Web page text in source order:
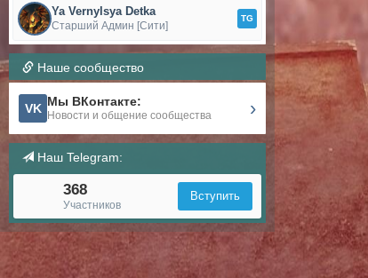
Ya Vernylsya Detka
Старший Админ [Сити]
TG
Наше сообщество
VK Мы ВКонтакте:
Новости и общение сообщества ›
Наш Telegram:
368
Участников
Вступить